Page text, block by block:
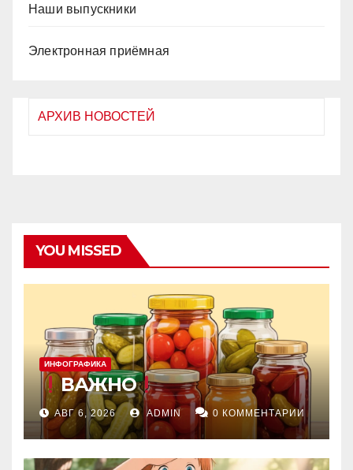
Наши выпускники
Электронная приёмная
АРХИВ НОВОСТЕЙ
YOU MISSED
ИНФОГРАФИКА
ВАЖНО
АВГ 6, 2026 ADMIN 0 КОММЕНТАРИИ